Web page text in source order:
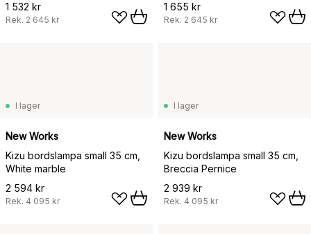
1 532 kr
Rek. 2 645 kr
1 655 kr
Rek. 2 645 kr
I lager
New Works
Kizu bordslampa small 35 cm,
White marble
2 594 kr
Rek. 4 095 kr
I lager
New Works
Kizu bordslampa small 35 cm,
Breccia Pernice
2 939 kr
Rek. 4 095 kr